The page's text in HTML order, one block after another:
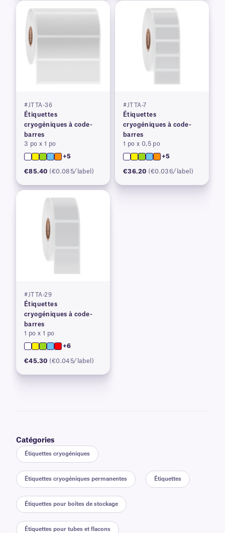
#JTTA-36
Étiquettes
cryogéniques à code-
barres
3 po x 1 po
+5
€85.40 (€0.085/label)
#JTTA-7
Étiquettes
cryogéniques à code-
barres
1 po x 0,5 po
+5
€36.20 (€0.036/label)
#JTTA-29
Étiquettes
cryogéniques à code-
barres
1 po x 1 po
+6
€45.30 (€0.045/label)
Catégories
Étiquettes cryogéniques
Étiquettes cryogéniques permanentes Étiquettes
Étiquettes pour boîtes de stockage
Étiquettes pour tubes et flacons